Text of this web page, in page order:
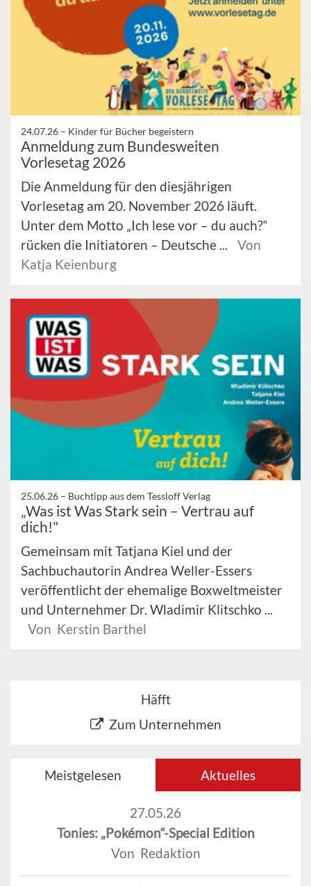
24.07.26 – Kinder für Bücher begeistern
Anmeldung zum Bundesweiten
Vorlesetag 2026
Die Anmeldung für den diesjährigen
Vorlesetag am 20. November 2026 läuft.
Unter dem Motto „Ich lese vor – du auch?“
rücken die Initiatoren – Deutsche ...
Von
Katja Keienburg
25.06.26 – Buchtipp aus dem Tessloff Verlag
„Was ist Was Stark sein – Vertrau auf
dich!"
Gemeinsam mit Tatjana Kiel und der
Sachbuchautorin Andrea Weller-Essers
veröffentlicht der ehemalige Boxweltmeister
und Unternehmer Dr. Wladimir Klitschko ...
Von Kerstin Barthel
Häfft
Zum Unternehmen
Meistgelesen Aktuelles
27.05.26
Tonies: „Pokémon“-Special Edition
Von Redaktion